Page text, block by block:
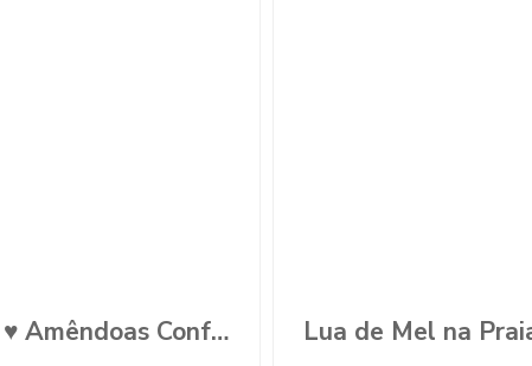
Nós ♥ Amêndoas Confeitadas Lua de Mel na